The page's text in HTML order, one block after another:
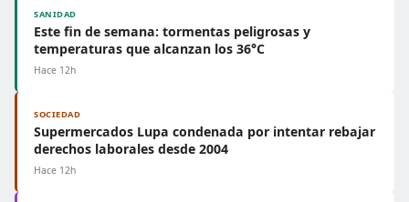
SANIDAD
Este fin de semana: tormentas peligrosas y
temperaturas que alcanzan los 36°C
Hace 12h
SOCIEDAD
Supermercados Lupa condenada por intentar rebajar
derechos laborales desde 2004
Hace 12h